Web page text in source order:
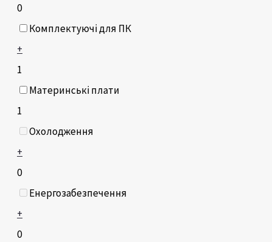
0
Комплектуючі для ПК
+
1
Материнські плати
1
Охолодження
+
0
Енергозабезпечення
+
0